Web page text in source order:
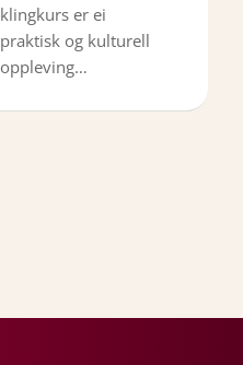
klingkurs er ei
praktisk og kulturell
oppleving…